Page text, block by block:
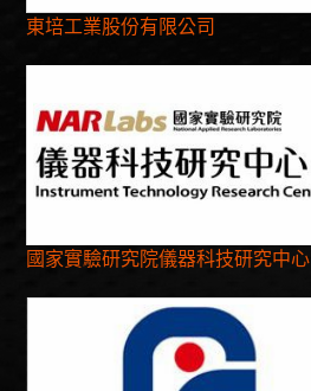
東培工業股份有限公司
國家實驗研究院儀器科技研究中心